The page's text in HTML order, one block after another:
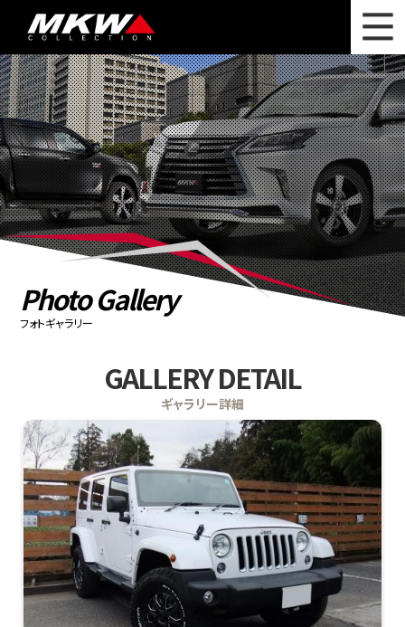
WHAT'S NEW ニュース
WHEEL LINEUP ホイールラインナップ
OTHER PRODUCT 関連製品
PHOTO GALLERY フォトギャラリー
カタログ請求
PRIVACY POLICY 個人情報保護方針
Photo Gallery
フォトギャラリー
GALLERY DETAIL
ギャラリー詳細